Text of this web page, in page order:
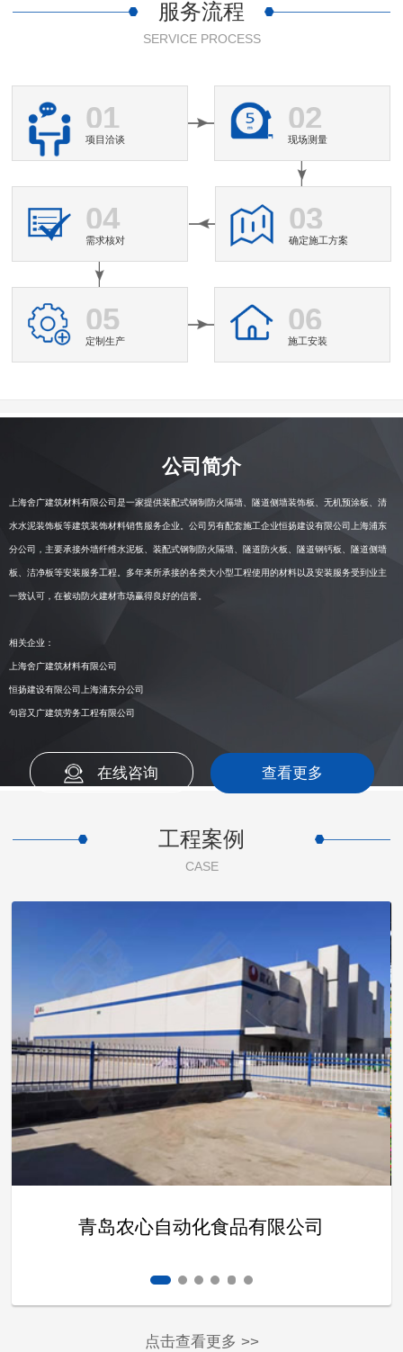
服务流程
SERVICE PROCESS
01
项目洽谈
02
现场测量
03
确定施工方案
04
需求核对
05
定制生产
06
施工安装
公司简介
上海舍广建筑材料有限公司 是一家提供装配式钢制防火隔墙、隧道侧墙装饰板、无机预涂板、清
水水泥装饰板等建筑装饰材料销售服务企业。 公司另有配套施工企业恒扬建设有限公司上海浦东
分公司 ，主要承接外墙纤维水泥板、装配式钢制防火隔墙、隧道防火板、隧道钢钙板、隧道侧墙
板、洁净板等安装服务工程。多年来所承接的各类大小型工程使用的材料以及安装服务受到业主
一致认可，在被动防火建材市场赢得良好的信誉。
相关企业：
上海舍广建筑材料有限公司
恒扬建设有限公司上海浦东分公司
句容又广建筑劳务工程有限公司
在线咨询 查看更多
工程案例
CASE
青岛农心自动化食品有限公司
点击查看更多 >>